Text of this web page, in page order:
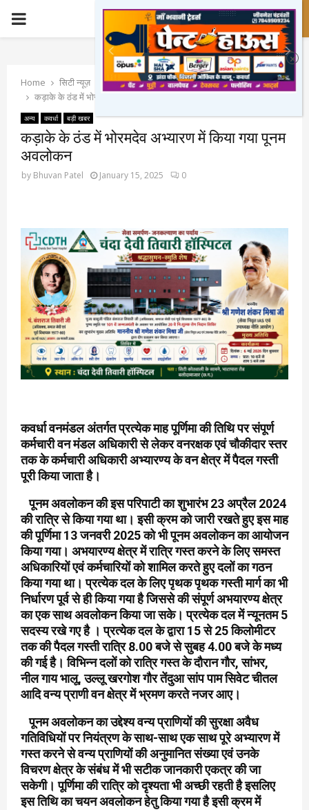
PRIMARY
Home सिटी न्यूज़
कवर्धा
कड़ाके के ठंड में भोरमदेव अभ्यारण में किया गया पूनम अवलोकन
अन्य कवर्धा बड़ी खबर
कड़ाके के ठंड में भोरमदेव अभ्यारण में किया गया पूनम
अवलोकन
by Bhuvan Patel January 15, 2025 0
कवर्धा वनमंडल अंतर्गत प्रत्येक माह पूर्णिमा की तिथि पर संपूर्ण
कर्मचारी वन मंडल अधिकारी से लेकर वनरक्षक एवं चौकीदार स्तर
तक के कर्मचारी अधिकारी अभ्यारण्य के वन क्षेत्र में पैदल गस्ती
पूरी किया जाता है।
पूनम अवलोकन की इस परिपाटी का शुभारंभ 23 अप्रैल 2024
की रात्रि से किया गया था। इसी क्रम को जारी रखते हुए इस माह
की पूर्णिमा 13 जनवरी 2025 को भी पूनम अवलोकन का आयोजन
किया गया। अभयारण्य क्षेत्र में रात्रि गस्त करने के लिए समस्त
अधिकारियों एवं कर्मचारियों को शामिल करते हुए दलों का गठन
किया गया था। प्रत्येक दल के लिए पृथक पृथक गस्ती मार्ग का भी
निर्धारण पूर्व से ही किया गया है जिससे की संपूर्ण अभयारण्य क्षेत्र
का एक साथ अवलोकन किया जा सके। प्रत्येक दल में न्यूनतम 5
सदस्य रखे गए है । प्रत्येक दल के द्वारा 15 से 25 किलोमीटर
तक की पैदल गस्ती रात्रि 8.00 बजे से सुबह 4.00 बजे के मध्य
की गई है। विभिन्न दलों को रात्रि गस्त के दौरान गौर, सांभर,
नील गाय भालू, उल्लू खरगोश गौर तेंदुआ सांप पाम सिवेट चीतल
आदि वन्य प्राणी वन क्षेत्र में भ्रमण करते नजर आए।
पूनम अवलोकन का उद्देश्य वन्य प्राणियों की सुरक्षा अवैध
गतिविधियों पर नियंत्रण के साथ-साथ एक साथ पूरे अभ्यारण में
गस्त करने से वन्य प्राणियों की अनुमानित संख्या एवं उनके
विचरण क्षेत्र के संबंध में भी सटीक जानकारी एकत्र की जा
सकेगी। पूर्णिमा की रात्रि को दृश्यता भी अच्छी रहती है इसलिए
इस तिथि का चयन अवलोकन हेतु किया गया है इसी क्रम में